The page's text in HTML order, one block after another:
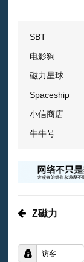
SBT
电影狗
磁力星球
Spaceship
小信商店
牛牛号
Z磁力